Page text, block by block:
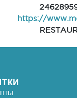
https://